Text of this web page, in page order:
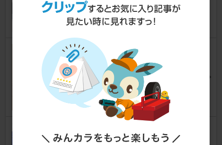
サンスタームーンさん
55
0
SurLuster クリーナーinシャン
プー
エクシーガ クロスオーバー7
ともきん07さん
21
0
カーシャンプー